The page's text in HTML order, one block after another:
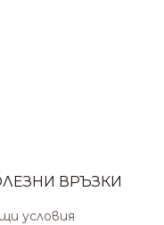
ВРЪЗКИ
условия